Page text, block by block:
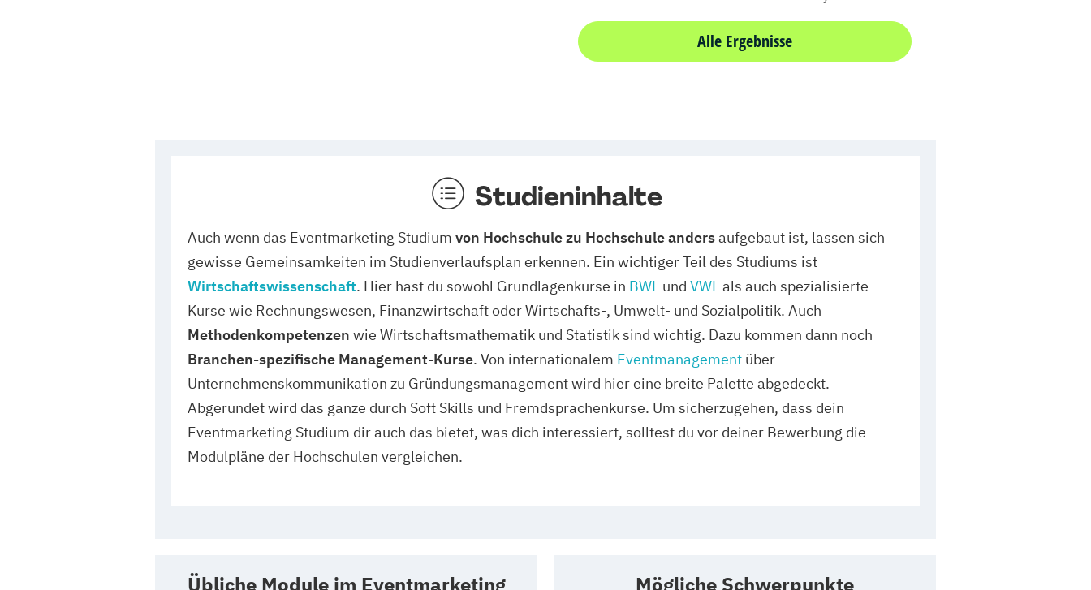
Alle Ergebnisse
Studieninhalte
Auch wenn das Eventmarketing Studium von Hochschule zu Hochschule andersaufgebaut ist, lassen sich
gewisse Gemeinsamkeiten im Studienverlaufsplan erkennen. Ein wichtiger Teil des Studiums ist
Wirtschaftswissenschaft. Hier hast du sowohl Grundlagenkurse in BWL und VWLals auch spezialisierte
Kurse wie Rechnungswesen, Finanzwirtschaft oder Wirtschafts-, Umwelt- und Sozialpolitik. Auch
Methodenkompetenzen wie Wirtschaftsmathematik und Statistik sind wichtig. Dazu kommen dann noch
Branchen-spezifische Management-Kurse. Von internationalem Eventmanagement über
Unternehmenskommunikation zu Gründungsmanagement wird hier eine breite Palette abgedeckt.
Abgerundet wird das ganze durch Soft Skills und Fremdsprachenkurse. Um sicherzugehen, dass dein
Eventmarketing Studium dir auch das bietet, was dich interessiert, solltest du vor deiner Bewerbung die
Modulpläne der Hochschulen vergleichen.
Übliche Module im Eventmarketing Mögliche Schwerpunkte